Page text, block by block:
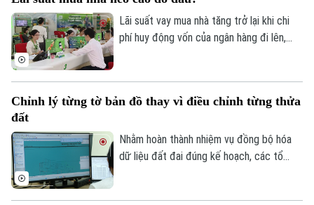
Lãi suất vay mua nhà tăng trở lại khi chi
phí huy động vốn của ngân hàng đi lên,
Chỉnh lý từng tờ bản đồ thay vì điều chỉnh từng thửa
đất
Nhằm hoàn thành nhiệm vụ đồng bộ hóa
dữ liệu đất đai đúng kế hoạch, các tổ